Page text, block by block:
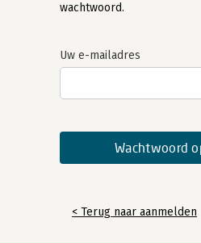
wachtwoord.
Uw e-mailadres
< Terug naar aanmelden